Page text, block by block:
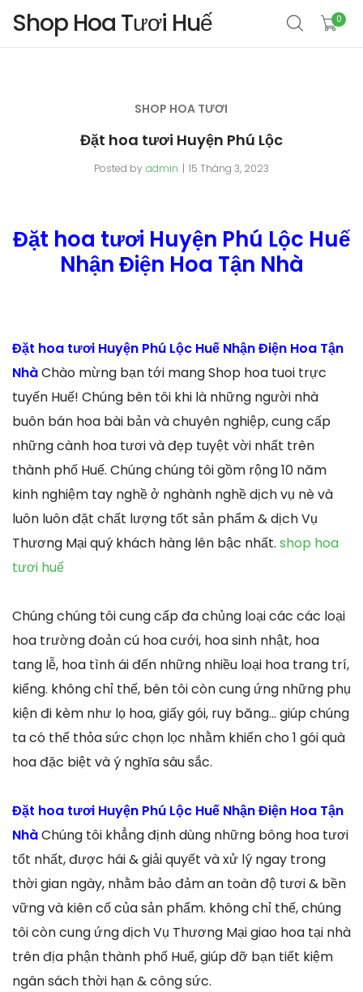
Shop Hoa Tươi Huế 0
SHOP HOA TƯƠI
Đặt hoa tươi Huyện Phú Lộc
Posted by admin 15 Tháng 3, 2023
Đặt hoa tươi Huyện Phú Lộc Huế
Nhận Điện Hoa Tận Nhà
Đặt hoa tươi Huyện Phú Lộc Huế Nhận Điện Hoa Tận
NhàChào mừng bạn tới mang Shop hoa tuoi trực
tuyến Huế! Chúng bên tôi khi là những người nhà
buôn bán hoa bài bản và chuyên nghiệp, cung cấp
những cành hoa tươi và đẹp tuyệt vời nhất trên
thành phố Huế. Chúng chúng tôi gồm rộng 10 năm
kinh nghiệm tay nghề ở nghành nghề dịch vụ nè và
luôn luôn đặt chất lượng tốt sản phẩm & dịch Vụ
Thương Mại quý khách hàng lên bậc nhất. shop hoa
tươi huế
Chúng chúng tôi cung cấp đa chủng loại các các loại
hoa trường đoản cú hoa cưới, hoa sinh nhật, hoa
tang lễ, hoa tình ái đến những nhiều loại hoa trang trí,
kiểng. không chỉ thế, bên tôi còn cung ứng những phụ
kiện đi kèm như lọ hoa, giấy gói, ruy băng… giúp chúng
ta có thể thỏa sức chọn lọc nhằm khiến cho 1 gói quà
hoa đặc biệt và ý nghĩa sâu sắc.
Đặt hoa tươi Huyện Phú Lộc Huế Nhận Điện Hoa Tận
NhàChúng tôi khẳng định dùng những bông hoa tươi
tốt nhất, được hái & giải quyết và xử lý ngay trong
thời gian ngày, nhằm bảo đảm an toàn độ tươi & bền
vững và kiên cố của sản phẩm. không chỉ thế, chúng
tôi còn cung ứng dịch Vụ Thương Mại giao hoa tại nhà
trên địa phận thành phố Huế, giúp đỡ bạn tiết kiệm
ngân sách thời hạn & công sức.